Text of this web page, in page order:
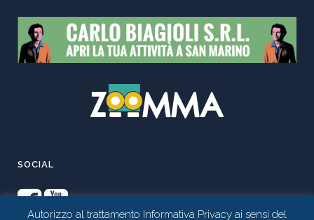
SOCIAL
Autorizzo al trattamento Informativa Privacy ai sensi del